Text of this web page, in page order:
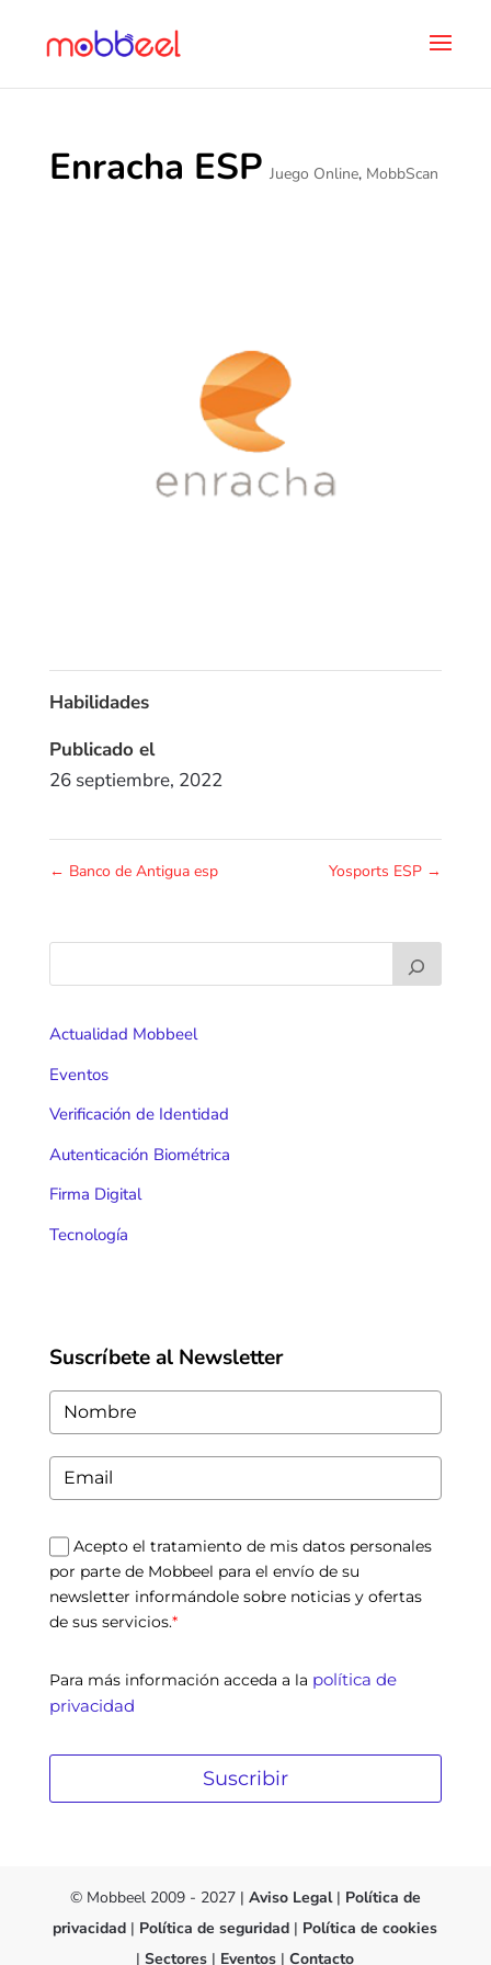
Enracha ESP Juego Online, MobbScan
Habilidades
Publicado el
26 septiembre, 2022
← Banco de Antigua esp Yosports ESP →
Actualidad Mobbeel
Eventos
Verificación de Identidad
Autenticación Biométrica
Firma Digital
Tecnología
Suscríbete al Newsletter
Acepto el tratamiento de mis datos personales
por parte de Mobbeel para el envío de su
newsletter informándole sobre noticias y ofertas
de sus servicios.*
Para más información acceda a la política de
privacidad
Suscribir
© Mobbeel 2009 - 2027 | Aviso Legal| Política de
privacidad | Política de seguridad | Política de cookies
|Sectores | Eventos |Contacto